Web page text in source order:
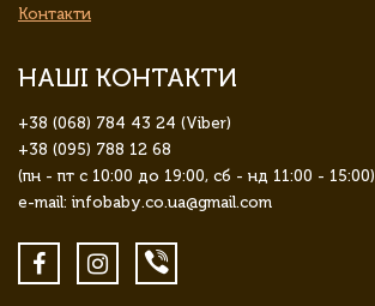
Контакти
НАШІ КОНТАКТИ
+38 (068) 784 43 24 (Viber)
+38 (095) 788 12 68
(пн - пт с 10:00 до 19:00, сб - нд 11:00 - 15:00)
e-mail: infobaby.co.ua@gmail.com